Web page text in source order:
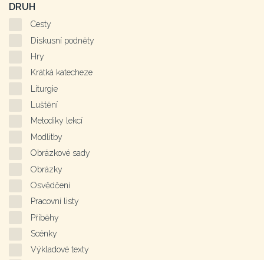
DRUH
Cesty
Diskusní podněty
Hry
Krátká katecheze
Liturgie
Luštění
Metodiky lekcí
Modlitby
Obrázkové sady
Obrázky
Osvědčení
Pracovní listy
Příběhy
Scénky
Výkladové texty